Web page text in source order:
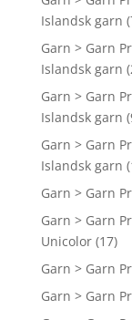
Islandsk garn
Garn > Garn
Islandsk garn
Garn > Garn
Islandsk garn
Garn > Garn
Islandsk garn
Garn > Garn
Garn > Garn
Unicolor (17)
Garn > Garn
Garn > Garn